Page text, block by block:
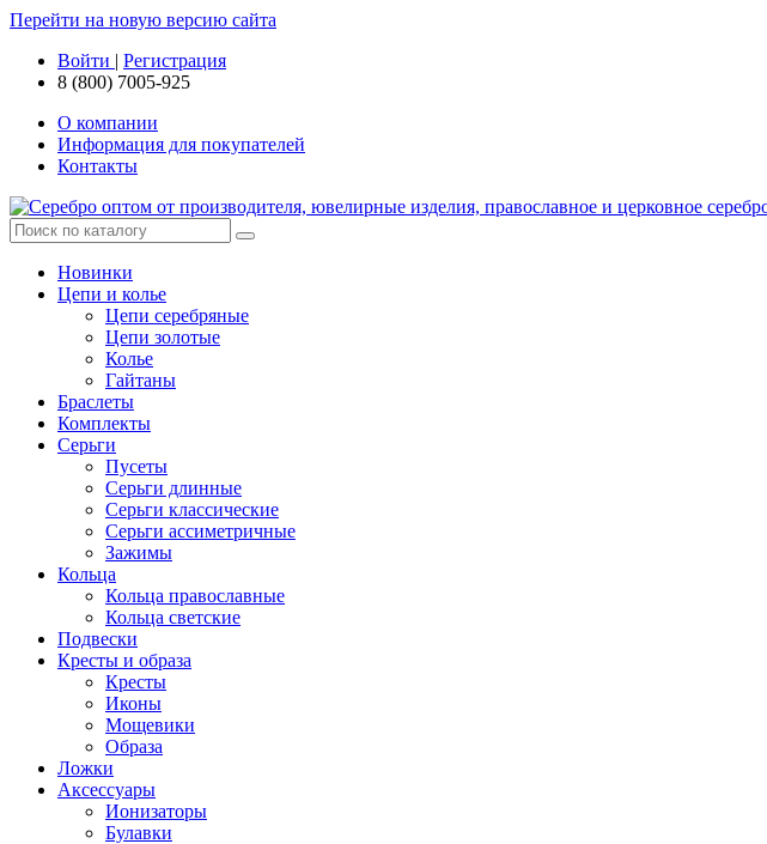
Перейти на новую версию сайта
Войти | Регистрация
8 (800) 7005-925
О компании
Информация для покупателей
Контакты
Новинки
Цепи и колье
Цепи серебряные
Цепи золотые
Колье
Гайтаны
Браслеты
Комплекты
Серьги
Пусеты
Серьги длинные
Серьги классические
Серьги ассиметричные
Зажимы
Кольца
Кольца православные
Кольца светские
Подвески
Кресты и образа
Кресты
Иконы
Мощевики
Образа
Ложки
Аксессуары
Ионизаторы
Булавки